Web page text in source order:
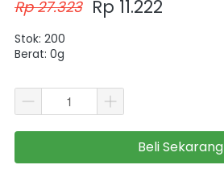
Rp 27.323 Rp 11.222
Stok: 200
Berat: 0g
`Beli Sekarang